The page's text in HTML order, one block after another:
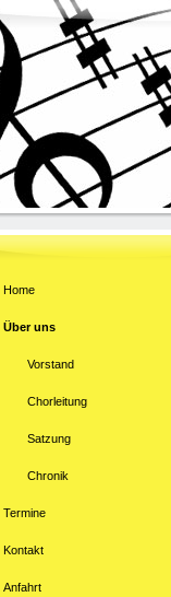
Home
Über uns
Vorstand
Chorleitung
Satzung
Chronik
Termine
Kontakt
Anfahrt